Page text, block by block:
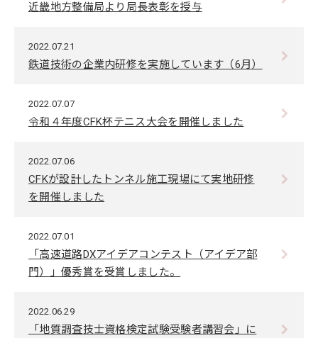
近畿地方整備局より局長表彰を授与
2022.07.21
鉄道技術の企業内研修を実施しています（6月）
2022.07.07
令和４年度CFK杯テニス大会を開催しました
2022.07.06
CFKが設計したトンネル施工現場にて実地研修
を開催しました
2022.07.01
「高速道路DXアイデアコンテスト（アイデア部
門）」優秀賞を受賞しました。
2022.06.29
「地質調査技士資格検定試験受験者講習会」に